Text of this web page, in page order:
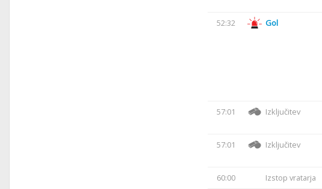
52:32 Gol
57:01 Izključitev
57:01 Izključitev
60:00 Izstop vratarja